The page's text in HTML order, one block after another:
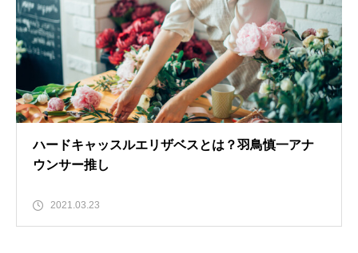
ハードキャッスルエリザベスとは？羽鳥慎一アナ
ウンサー推し
2021.03.23